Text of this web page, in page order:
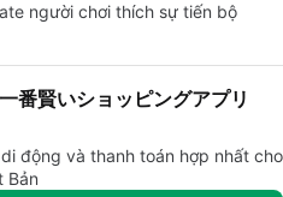
người chơi thích sự tiến bộ
番賢いショッピングアプリ
động và thanh toán hợp nhất cho
Bản